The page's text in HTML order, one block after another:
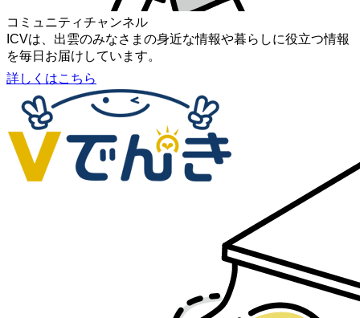
コミュニティチャンネル
ICVは、出雲のみなさまの身近な情報や暮らしに役立つ情報
を毎日お届けしています。
詳しくはこちら